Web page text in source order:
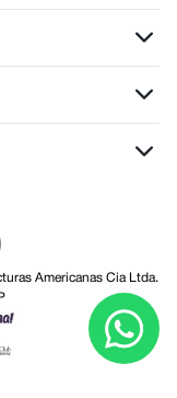
Americanas Cia Ltda.